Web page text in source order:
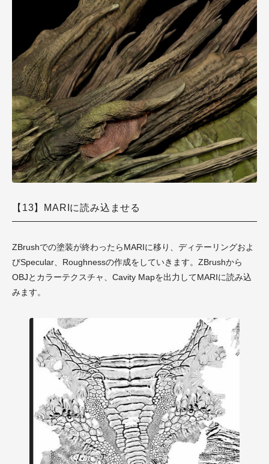
【13】MARIに読み込ませる
ZBrushでの塗装が終わったらMARIに移り、ディテーリングおよ
びSpecular、Roughnessの作成をしていきます。ZBrushから
OBJとカラーテクスチャ、Cavity Mapを出力してMARIに読み込
みます。